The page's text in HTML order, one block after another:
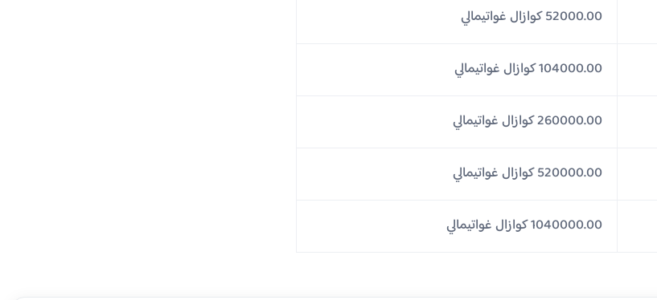
52000.00 كوازال غواتيمالي
104000.00 كوازال غواتيمالي
260000.00 كوازال غواتيمالي
520000.00 كوازال غواتيمالي
1040000.00 كوازال غواتيمالي